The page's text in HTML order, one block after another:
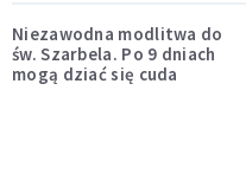
Niezawodna modlitwa do
św. Szarbela. Po 9 dniach
mogą dziać się cuda